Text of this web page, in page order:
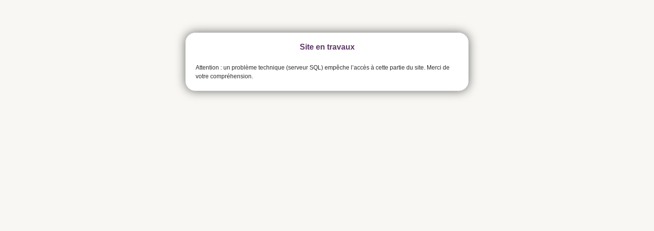
Site en travaux
Attention : un problème technique (serveur SQL) empêche l’accès à cette partie du site. Merci de
votre compréhension.